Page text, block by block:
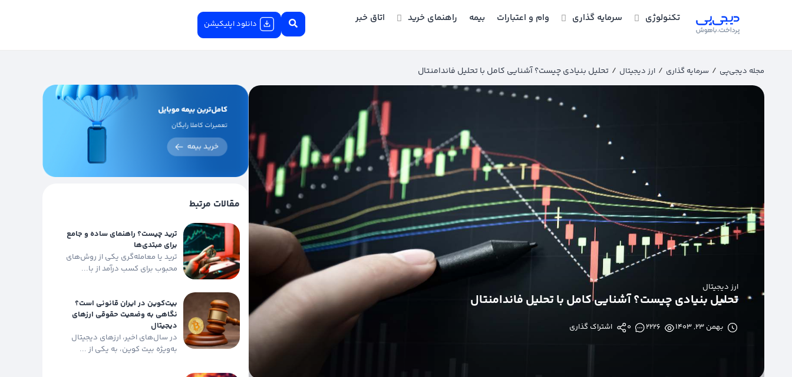
تکنولوژی سرمایه گذاری وام و اعتبارات بیمه راهنمای خرید اتاق خبر دانلود اپلیکیشن
مجله دیجی‌پی / سرمایه گذاری / ارز دیجیتال / تحلیل بنیادی چیست؟ آشنایی کامل با تحلیل فاندامنتال
ارز دیجیتال
تحلیل بنیادی چیست؟ آشنایی کامل با تحلیل فاندامنتال
بهمن ۲۳, ۱۴۰۳ 2226
0 اشتراک گذاری
مقالات مرتبط
ترید چیست؟ راهنمای ساده و جامع
برای مبتدی‌ها
ترید یا معامله‌گری یکی از روش‌های
محبوب برای کسب درآمد از با...
بیت‌کوین در ایران قانونی است؟
نگاهی به وضعیت حقوقی ارزهای
دیجیتال
در سال‌های اخیر، ارزهای دیجیتال
به‌ویژه بیت کوین، به یکی از ...